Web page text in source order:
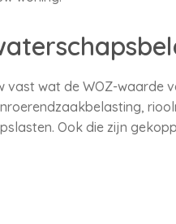
wat de WOZ-waarde
Ook die zijn